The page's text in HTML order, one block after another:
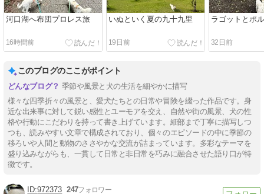
河口湖へ布団プロレス旅
16時間前
いぬといく夏の九十九里
19日前
ラゴットとポ
32日前
このブログのここがポイント
季節や風景と犬の生活を細やかに描写
様々な四季折々の風景と、愛犬たちとの日常や冒険を綴った作品です。身
近な出来事に対して鋭い感性とユーモアを交え、自然や街の風景、犬の性
格や行動にこだわりを持って書き上げています。細部まで丁寧に描写しつ
つも、読みやすい文章で構成されており、個々のエピソードの中に季節の
移ろいや人間と動物のささやかな交流が詰まっています。多彩なテーマを
盛り込みながらも、一貫して日常と非日常を巧みに融合させた語り口が特
徴です。
972373 247